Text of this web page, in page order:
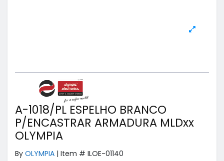
A-1018/PL ESPELHO BRANCO
P/ENCASTRAR ARMADURA MLDxx
OLYMPIA
By OLYMPIA | Item # ILOE-01140